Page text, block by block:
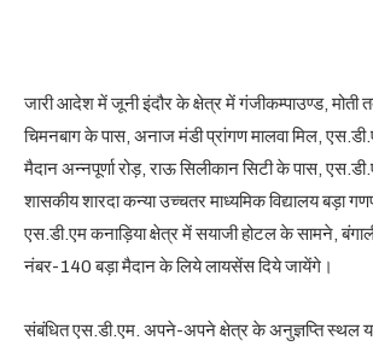
जारी आदेश में जूनी इंदौर के क्षेत्र में गंजीकम्पाउण्ड, मोती
चिमनबाग के पास, अनाज मंडी प्रांगण मालवा मिल,
मैदान अन्नपूर्णा रोड़, राऊ सिलीकान सिटी के पास,
शासकीय शारदा कन्या उच्चतर माध्यमिक विद्यालय बड़ा
एस.डी.एम कनाड़िया क्षेत्र में सयाजी होटल के सामने,
नंबर-140 बड़ा मैदान के लिये लायसेंस दिये जायेंगे।
संबंधित एस.डी.एम. अपने-अपने क्षेत्र के अनुज्ञप्ति स्थल या